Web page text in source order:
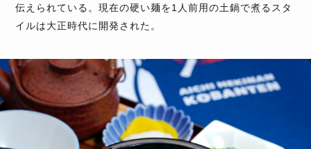
伝えられている。現在の硬い麺を1人前用の土鍋で煮るスタ
イルは大正時代に開発された。